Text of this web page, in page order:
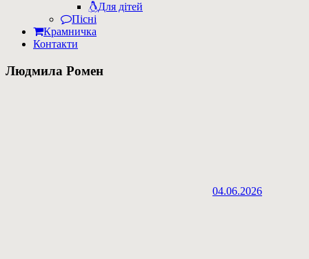
Для дітей
Пісні
Крамничка
Контакти
Людмила Ромен
04.06.2026